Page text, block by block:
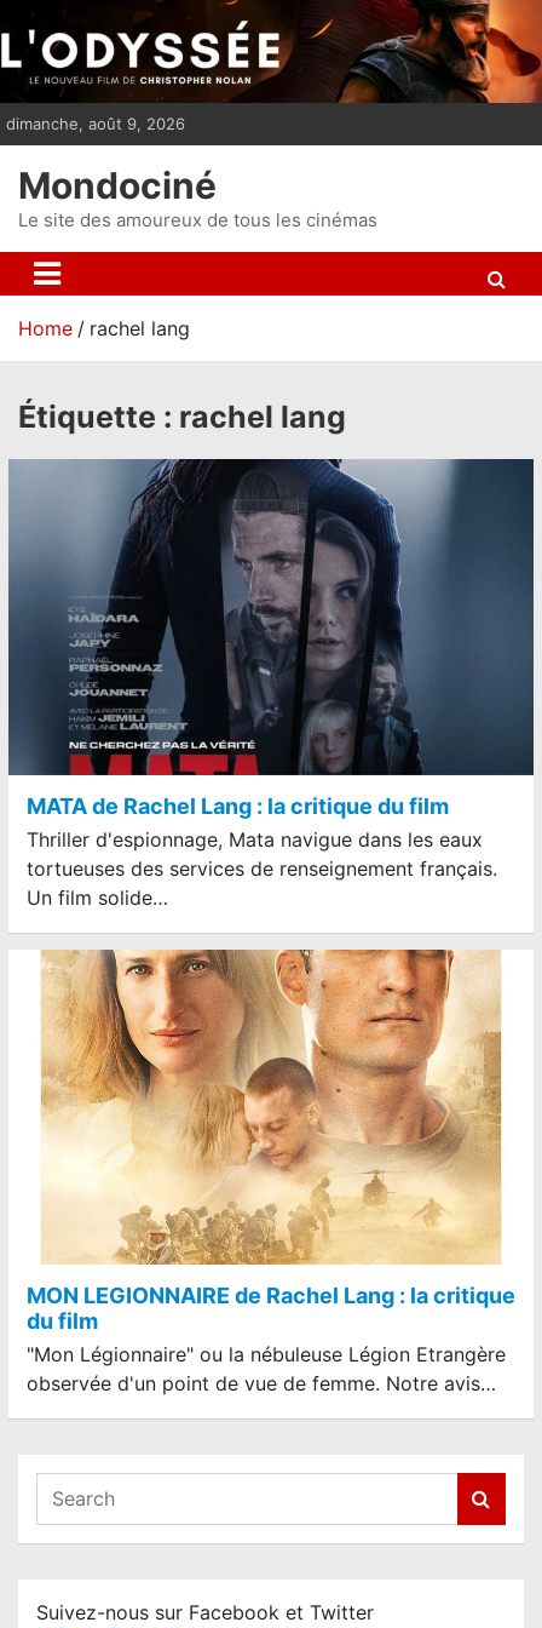
i
p
t
n
t
dimanche, août 9, 2026
Mondociné
Le site des amoureux de tous les cinémas
Home rachel lang
Étiquette : rachel lang
MATA de Rachel Lang : la critique du film
Thriller d'espionnage, Mata navigue dans les eaux
tortueuses des services de renseignement français.
Un film solide…
MON LEGIONNAIRE de Rachel Lang : la critique
du film
"Mon Légionnaire" ou la nébuleuse Légion Etrangère
observée d'un point de vue de femme. Notre avis…
a
c
Suivez-nous sur Facebook et Twitter